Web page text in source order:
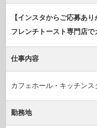
【インスタからご応募あ
フレンチトースト専門店で
仕事内容
カフェホール・キッチンス
勤務地